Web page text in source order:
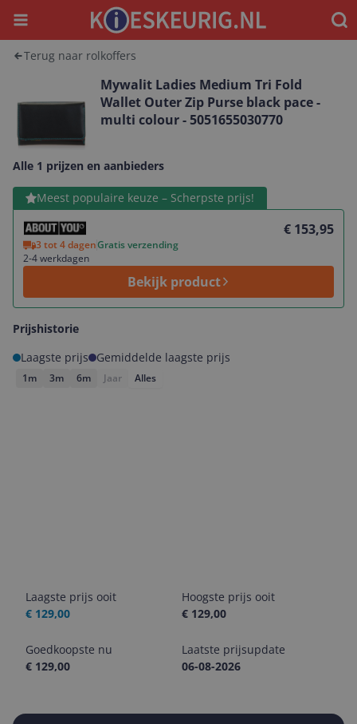
Menu
Terug naar rolkoffers
Mywalit Ladies Medium Tri Fold
Wallet Outer Zip Purse black pace -
multi colour - 5051655030770
Alle 1 prijzen en aanbieders
Meest populaire keuze – Scherpste prijs!
€ 153,95
3 tot 4 dagenGratis verzending
2-4 werkdagen
Bekijk product
Bekijk product
Prijshistorie
Laagste prijs
Gemiddelde laagste prijs
1m 3m 6m Jaar Alles
Laagste prijs ooit
€ 129,00
Hoogste prijs ooit
€ 129,00
Goedkoopste nu
€ 129,00
Laatste prijsupdate
06-08-2026